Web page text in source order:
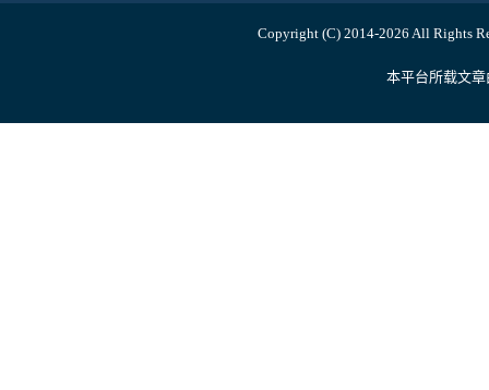
Copyright (C) 2014-2026 All Rights
本平台所载文章